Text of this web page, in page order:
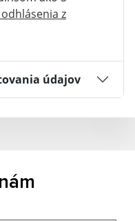
z
údajov